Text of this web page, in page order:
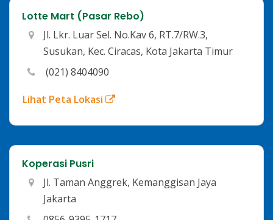
Lotte Mart (Pasar Rebo)
Jl. Lkr. Luar Sel. No.Kav 6, RT.7/RW.3,
Susukan, Kec. Ciracas, Kota Jakarta Timur
(021) 8404090
Lihat Peta Lokasi
Koperasi Pusri
Jl. Taman Anggrek, Kemanggisan Jaya
Jakarta